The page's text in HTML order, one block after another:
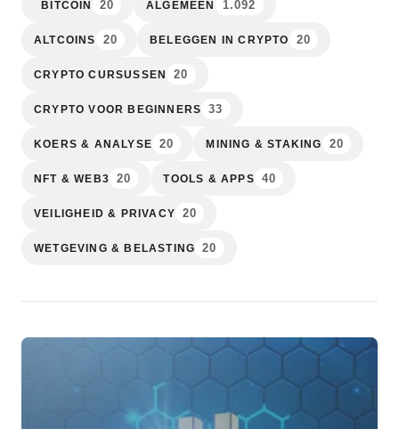
BITCOIN 20 ALGEMEEN 1.092
ALTCOINS 20 BELEGGEN IN CRYPTO 20
CRYPTO CURSUSSEN 20
CRYPTO VOOR BEGINNERS 33
KOERS & ANALYSE 20 MINING & STAKING 20
NFT & WEB3 20 TOOLS & APPS 40
VEILIGHEID & PRIVACY 20
WETGEVING & BELASTING 20